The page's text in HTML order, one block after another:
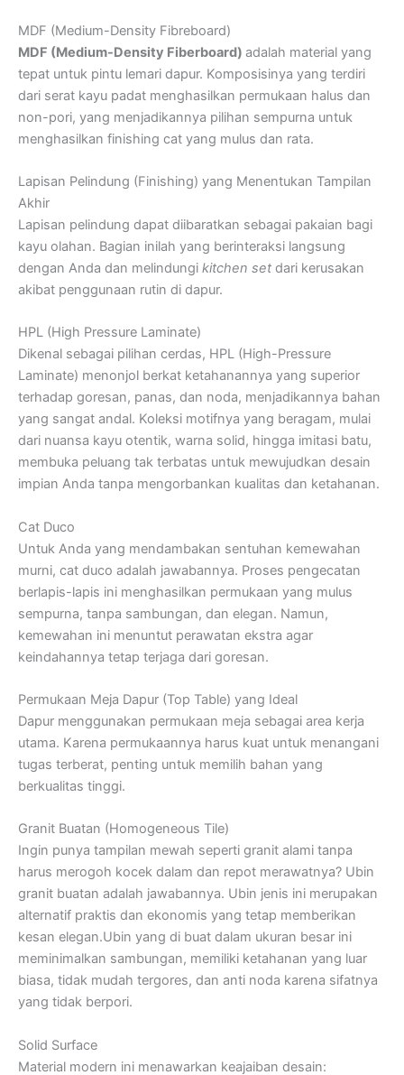
MDF (Medium-Density Fibreboard)
MDF (Medium-Density Fiberboard) adalah material yang
tepat untuk pintu lemari dapur. Komposisinya yang terdiri
dari serat kayu padat menghasilkan permukaan halus dan
non-pori, yang menjadikannya pilihan sempurna untuk
menghasilkan finishing cat yang mulus dan rata.
Lapisan Pelindung (Finishing) yang Menentukan Tampilan
Akhir
Lapisan pelindung dapat diibaratkan sebagai pakaian bagi
kayu olahan. Bagian inilah yang berinteraksi langsung
dengan Anda dan melindungi kitchen set dari kerusakan
akibat penggunaan rutin di dapur.
HPL (High Pressure Laminate)
Dikenal sebagai pilihan cerdas, HPL (High-Pressure
Laminate) menonjol berkat ketahanannya yang superior
terhadap goresan, panas, dan noda, menjadikannya bahan
yang sangat andal. Koleksi motifnya yang beragam, mulai
dari nuansa kayu otentik, warna solid, hingga imitasi batu,
membuka peluang tak terbatas untuk mewujudkan desain
impian Anda tanpa mengorbankan kualitas dan ketahanan.
Cat Duco
Untuk Anda yang mendambakan sentuhan kemewahan
murni, cat duco adalah jawabannya. Proses pengecatan
berlapis-lapis ini menghasilkan permukaan yang mulus
sempurna, tanpa sambungan, dan elegan. Namun,
kemewahan ini menuntut perawatan ekstra agar
keindahannya tetap terjaga dari goresan.
Permukaan Meja Dapur (Top Table) yang Ideal
Dapur menggunakan permukaan meja sebagai area kerja
utama. Karena permukaannya harus kuat untuk menangani
tugas terberat, penting untuk memilih bahan yang
berkualitas tinggi.
Granit Buatan (Homogeneous Tile)
Ingin punya tampilan mewah seperti granit alami tanpa
harus merogoh kocek dalam dan repot merawatnya? Ubin
granit buatan adalah jawabannya. Ubin jenis ini merupakan
alternatif praktis dan ekonomis yang tetap memberikan
kesan elegan.Ubin yang di buat dalam ukuran besar ini
meminimalkan sambungan, memiliki ketahanan yang luar
biasa, tidak mudah tergores, dan anti noda karena sifatnya
yang tidak berpori.
Solid Surface
Material modern ini menawarkan keajaiban desain: